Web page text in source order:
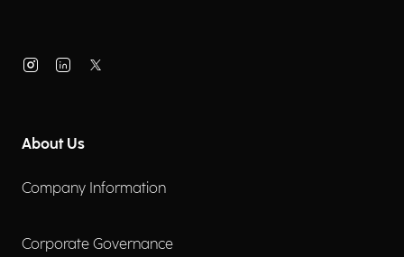
About Us
Company Information
Corporate Governance